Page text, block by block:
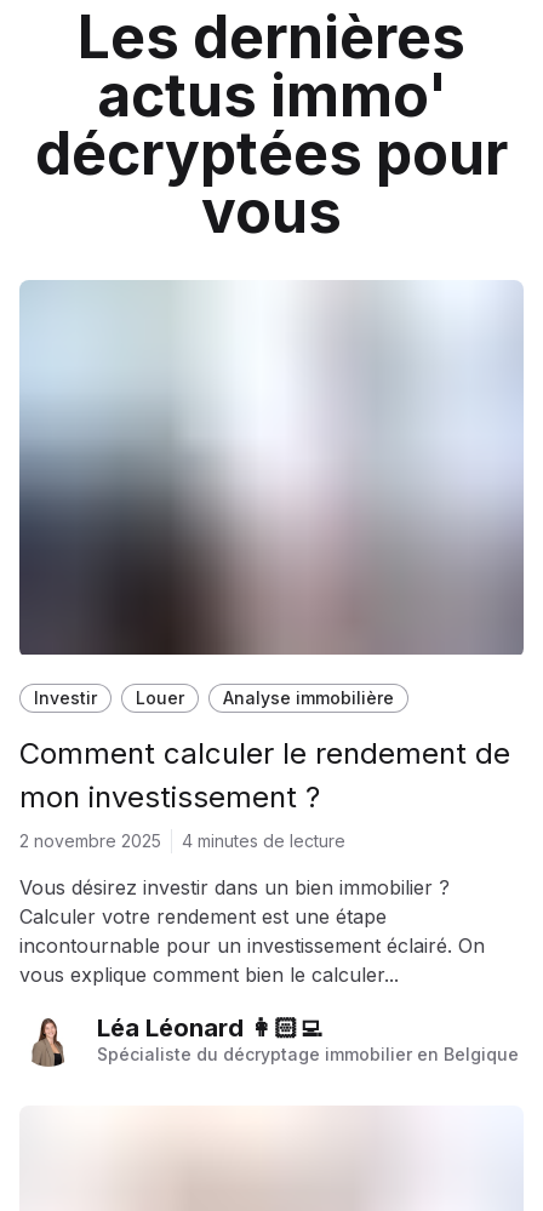
Les dernières
actus immo'
décryptées pour
vous
Investir Louer Analyse immobilière
Comment calculer le rendement de
mon investissement ?
2 novembre 2025 4 minutes de lecture
Vous désirez investir dans un bien immobilier ?
Calculer votre rendement est une étape
incontournable pour un investissement éclairé. On
vous explique comment bien le calculer...
Léa Léonard 👩🏻‍💻
Spécialiste du décryptage immobilier en Belgique